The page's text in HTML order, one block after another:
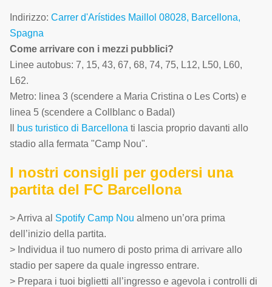
Indirizzo: Carrer d'Arístides Maillol 08028, Barcellona,
Spagna
Come arrivare con i mezzi pubblici?
Linee autobus: 7, 15, 43, 67, 68, 74, 75, L12, L50, L60,
L62.
Metro: linea 3 (scendere a Maria Cristina o Les Corts) e
linea 5 (scendere a Collblanc o Badal)
bus turistico di Barcellona ti lascia proprio davanti allo
stadio alla fermata "Camp Nou".
I nostri consigli per godersi una
partita del FC Barcellona
> Arriva al Spotify Camp Nou almeno un’ora prima
dell’inizio della partita.
> Individua il tuo numero di posto prima di arrivare allo
stadio per sapere da quale ingresso entrare.
> Prepara i tuoi biglietti all’ingresso e agevola i controlli di